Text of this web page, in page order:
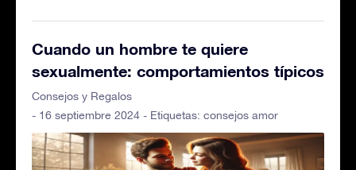
Cuando un hombre te quiere
sexualmente: comportamientos típicos
Consejos y Regalos
- 16 septiembre 2024 - Etiquetas: consejos amor